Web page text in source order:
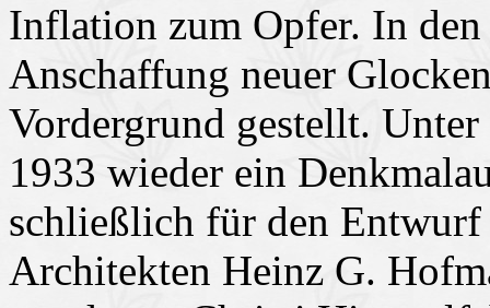
Inflation zum Opfer. In den
Anschaffung neuer
Vordergrund gestellt.
1933 wieder ein
schließlich für den
Architekten Heinz G.